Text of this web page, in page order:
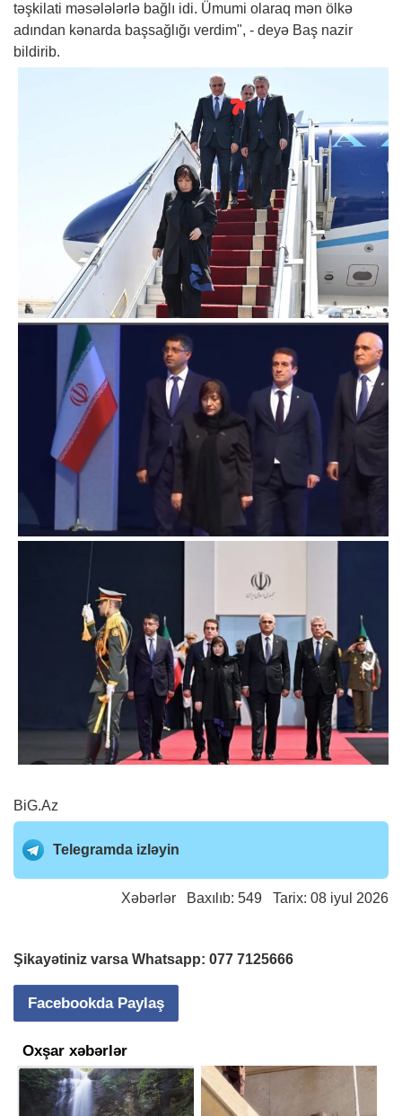
təşkilati məsələlərlə bağlı idi. Ümumi olaraq mən ölkə
adından kənarda başsağlığı verdim", - deyə Baş nazir
bildirib.
BiG.Az
Telegramda izləyin
Xəbərlər Baxılıb: 549 Tarix: 08 iyul 2026
Şikayətiniz varsa Whatsapp: 077 7125666
Facebookda Paylaş
Oxşar xəbərlər